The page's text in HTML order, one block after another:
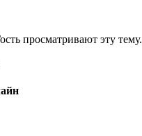
просматривают эту тему.